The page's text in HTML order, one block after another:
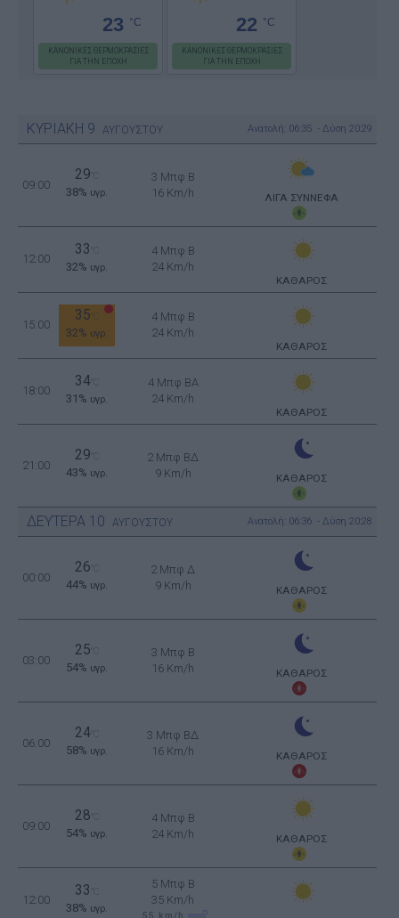
23 °C
ΚΑΝΟΝΙΚΕΣ ΘΕΡΜΟΚΡΑΣΙΕΣ
ΓΙΑ ΤΗΝ ΕΠΟΧΗ
22 °C
ΚΑΝΟΝΙΚΕΣ ΘΕΡΜΟΚΡΑΣΙΕΣ
ΓΙΑ ΤΗΝ ΕΠΟΧΗ
ΚΥΡΙΑΚΗ 9 ΑΥΓΟΥΣΤΟΥ Ανατολή: 06:35 - Δύση 20:29
09:00
29
38% υγρ.
3 Μπφ B
16 Km/h
ΛΙΓΑ ΣΥΝΝΕΦΑ
12:00
33
32% υγρ.
4 Μπφ B
24 Km/h
ΚΑΘΑΡΟΣ
15:00
35
32% υγρ.
4 Μπφ B
24 Km/h
ΚΑΘΑΡΟΣ
18:00
34°C
31% υγρ.
4 Μπφ BA
24 Km/h
ΚΑΘΑΡΟΣ
21:00
29
43% υγρ.
2 Μπφ ΒΔ
9 Km/h
ΚΑΘΑΡΟΣ
ΔΕΥΤΕΡΑ 10 ΑΥΓΟΥΣΤΟΥ Ανατολή: 06:36 - Δύση 20:28
00:00
26
44% υγρ.
2 Μπφ Δ
9 Km/h
ΚΑΘΑΡΟΣ
03:00
25
54% υγρ.
3 Μπφ B
16 Km/h
ΚΑΘΑΡΟΣ
06:00
24°C
58% υγρ.
3 Μπφ ΒΔ
16 Km/h
ΚΑΘΑΡΟΣ
09:00
28
54% υγρ.
4 Μπφ B
24 Km/h
ΚΑΘΑΡΟΣ
12:00
33
38% υγρ.
5 Μπφ B
35 Km/h